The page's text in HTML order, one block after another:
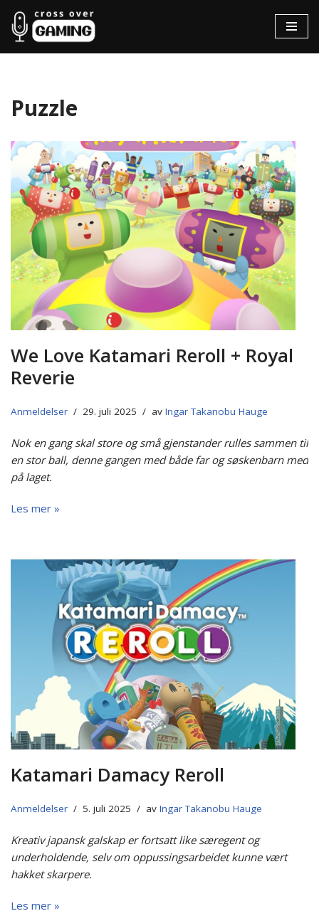
Hopp
til
Puzzle
We Love Katamari Reroll + Royal
Reverie
Anmeldelser 29. juli 2025 av Ingar Takanobu Hauge
Nok en gang skal store og små gjenstander rulles sammen til
en stor ball, denne gangen med både far og søskenbarn med
på laget.
Les mer »
Katamari Damacy Reroll
Anmeldelser 5. juli 2025 av Ingar Takanobu Hauge
Kreativ japansk galskap er fortsatt like særegent og
underholdende, selv om oppussingsarbeidet kunne vært
hakket skarpere.
Les mer »